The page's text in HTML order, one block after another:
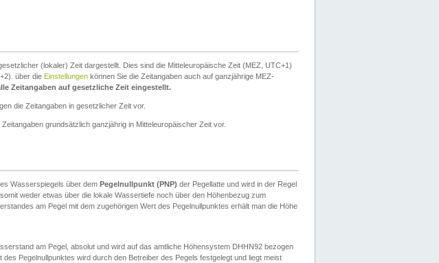
(lokaler) Zeit dargestellt. Dies sind die Mitteleuropäische Zeit (MEZ, UTC+1)
über die Einstellungen können Sie die Zeitangaben auch auf ganzjährige MEZ-
Zeitangaben auf gesetzliche Zeit eingestellt.
die Zeitangaben in gesetzlicher Zeit vor.
Zeitangaben grundsätzlich ganzjährig in Mitteleuropäischer Zeit vor.
Wasserspiegels über dem Pegelnullpunkt (PNP) der Pegellatte und wird in der Regel
weder etwas über die lokale Wassertiefe noch über den Höhenbezug zum
am Pegel mit dem zugehörigen Wert des Pegelnullpunktes erhält man die Höhe
am Pegel, absolut und wird auf das amtliche Höhensystem DHHN92 bezogen
Pegelnullpunktes wird durch den Betreiber des Pegels festgelegt und liegt meist